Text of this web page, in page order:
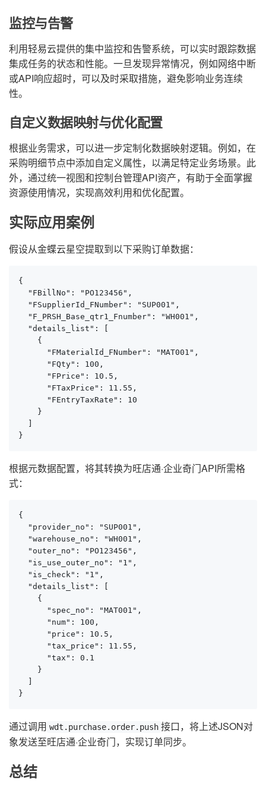
监控与告警
利用轻易云提供的集中监控和告警系统，可以实时跟踪数据
集成任务的状态和性能。一旦发现异常情况，例如网络中断
或API响应超时，可以及时采取措施，避免影响业务连续
性。
自定义数据映射与优化配置
根据业务需求，可以进一步定制化数据映射逻辑。例如，在
采购明细节点中添加自定义属性，以满足特定业务场景。此
外，通过统一视图和控制台管理API资产，有助于全面掌握
资源使用情况，实现高效利用和优化配置。
实际应用案例
假设从金蝶云星空提取到以下采购订单数据：
{
  "FBillNo": "PO123456",
  "FSupplierId_FNumber": "SUP001",
  "F_PRSH_Base_qtr1_Fnumber": "WH001",
  "details_list": [
    {
      "FMaterialId_FNumber": "MAT001",
      "FQty": 100,
      "FPrice": 10.5,
      "FTaxPrice": 11.55,
      "FEntryTaxRate": 10
    }
  ]
}
根据元数据配置，将其转换为旺店通·企业奇门API所需格
式：
{
  "provider_no": "SUP001",
  "warehouse_no": "WH001",
  "outer_no": "PO123456",
  "is_use_outer_no": "1",
  "is_check": "1",
  "details_list": [
    {
      "spec_no": "MAT001",
      "num": 100,
      "price": 10.5,
      "tax_price": 11.55,
      "tax": 0.1
    }
  ]
}
通过调用 wdt.purchase.order.push 接口，将上述JSON对
象发送至旺店通·企业奇门，实现订单同步。
总结